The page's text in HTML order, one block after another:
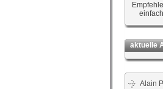
aktuelle
Alain